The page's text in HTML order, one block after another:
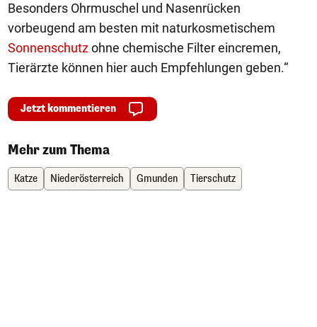
Besonders Ohrmuschel und Nasenrücken
vorbeugend am besten mit naturkosmetischem
Sonnenschutzohne chemische Filter eincremen,
Tierärzte können hier auch Empfehlungen geben.“
Jetzt kommentieren
Mehr zum Thema
Katze Niederösterreich Gmunden Tierschutz